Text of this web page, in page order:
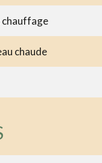
chauffage
chaude